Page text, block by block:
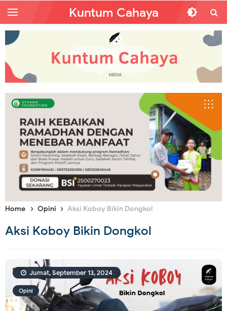
Kuntum Cahaya
Home Opini Aksi Koboy Bikin Dongkol
Aksi Koboy Bikin Dongkol
Opini
Jumat, September 13, 2024